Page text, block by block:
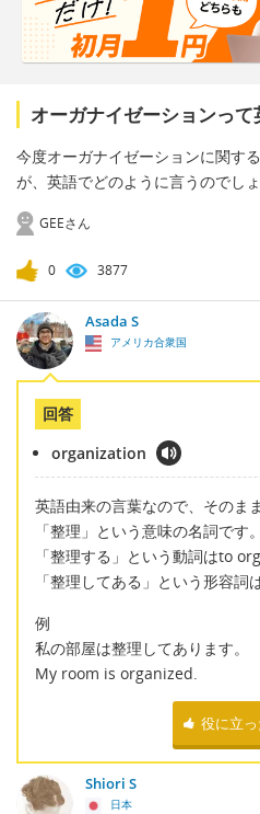
オーガナイゼーションっ
今度オーガナイゼーションに関す
が、英語でどのように言うのでし
GEEさん
0 3877
Asada S
アメリカ合衆国
回答
organization
英語由来の言葉なので、そのま
「整理」という意味の名詞です。
「整理する」という動詞はto
「整理してある」という形容詞
例
私の部屋は整理してあります。
My room is organized.
役に立
Shiori S
日本